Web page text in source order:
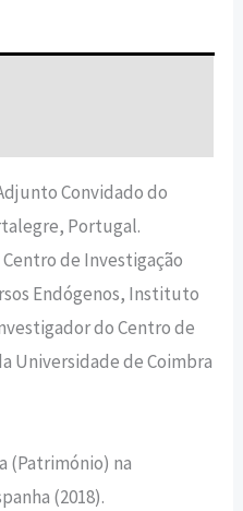
Convidado do
Portugal.
de Investigação
Endógenos, Instituto
do Centro de
Universidade de Coimbra
(Património) na
(2018).